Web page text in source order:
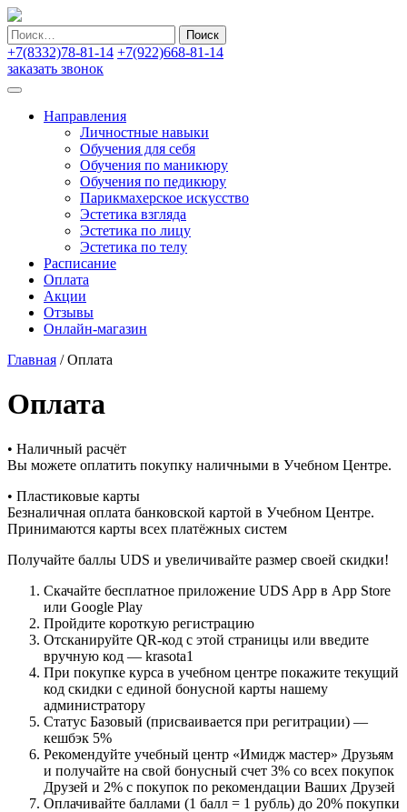
Найти:
+7(8332)78-81-14 +7(922)668-81-14
заказать звонок
Направления
Личностные навыки
Обучения для себя
Обучения по маникюру
Обучения по педикюру
Парикмахерское искусство
Эстетика взгляда
Эстетика по лицу
Эстетика по телу
Расписание
Оплата
Акции
Отзывы
Онлайн-магазин
Главная /Оплата
Оплата
• Наличный расчёт
Вы можете оплатить покупку наличными в Учебном Центре.
• Пластиковые карты
Безналичная оплата банковской картой в Учебном Центре.
Принимаются карты всех платёжных систем
Получайте баллы UDS и увеличивайте размер своей скидки!
Скачайте бесплатное приложение UDS App в App Store
или Google Play
Пройдите короткую регистрацию
Отсканируйте QR-код с этой страницы или введите
вручную код — krasota1
При покупке курса в учебном центре покажите текущий
код скидки с единой бонусной карты нашему
администратору
Статус Базовый (присваивается при регитрации) —
кешбэк 5%
Рекомендуйте учебный центр «Имидж мастер» Друзьям
и получайте на свой бонусный счет 3% со всех покупок
Друзей и 2% с покупок по рекомендации Ваших Друзей
Оплачивайте баллами (1 балл = 1 рубль) до 20% покупки